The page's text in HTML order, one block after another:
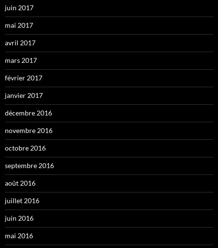
juin 2017
mai 2017
avril 2017
mars 2017
février 2017
janvier 2017
décembre 2016
novembre 2016
octobre 2016
septembre 2016
août 2016
juillet 2016
juin 2016
mai 2016